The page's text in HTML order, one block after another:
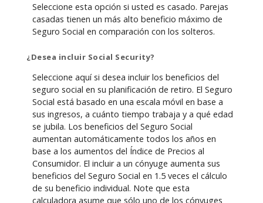
Seleccione esta opción si usted es casado. Parejas
casadas tienen un más alto beneficio máximo de
Seguro Social en comparación con los solteros.
¿Desea incluir Social Security?
Seleccione aquí si desea incluir los beneficios del
seguro social en su planificación de retiro. El Seguro
Social está basado en una escala móvil en base a
sus ingresos, a cuánto tiempo trabaja y a qué edad
se jubila. Los beneficios del Seguro Social
aumentan automáticamente todos los años en
base a los aumentos del Índice de Precios al
Consumidor. El incluir a un cónyuge aumenta sus
beneficios del Seguro Social en 1.5 veces el cálculo
de su beneficio individual. Note que esta
calculadora asume que sólo uno de los cónyuges